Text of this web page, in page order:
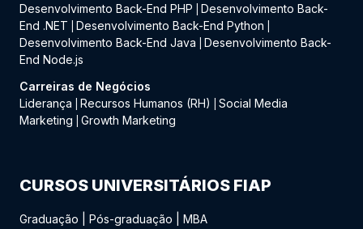
Desenvolvimento Back-End PHP
Desenvolvimento Back-
End .NET
Desenvolvimento Back-End Python
Desenvolvimento Back-End Java
Desenvolvimento Back-
End Node.js
Carreiras de Negócios
Liderança
Recursos Humanos (RH)
Social Media
Marketing
Growth Marketing
CURSOS UNIVERSITÁRIOS FIAP
Graduação Pós-graduação MBA